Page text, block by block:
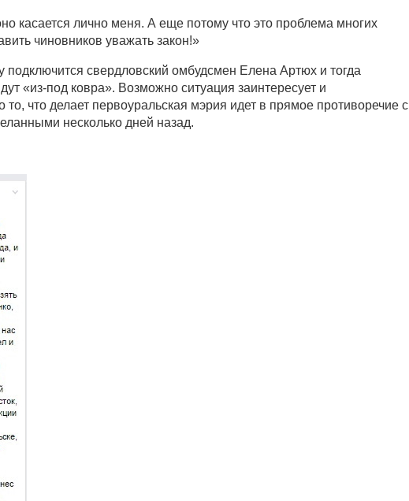
касается лично меня. А еще потому что это проблема многих
чиновников уважать закон!»
свердловский омбудсмен Елена Артюх и тогда
«из-под ковра». Возможно ситуация заинтересует и
что делает первоуральская мэрия идет в прямое противоречие с
несколько дней назад.